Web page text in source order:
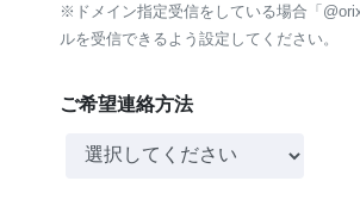
※ドメイン指定受信をしている場合「
ルを受信できるよう設定してください。
ご希望連絡方法